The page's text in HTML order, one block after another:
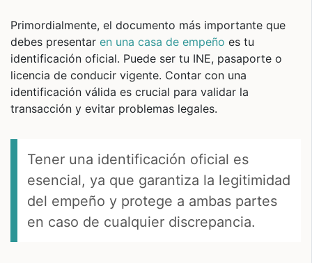
Primordialmente, el documento más importante que
debes presentar en una casa de empeño es tu
identificación oficial. Puede ser tu INE, pasaporte o
licencia de conducir vigente. Contar con una
identificación válida es crucial para validar la
transacción y evitar problemas legales.
Tener una identificación oficial es
esencial, ya que garantiza la legitimidad
del empeño y protege a ambas partes
en caso de cualquier discrepancia.